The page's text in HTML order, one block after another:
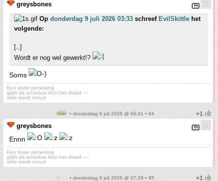
greysbones
Op donderdag 9 juli 2026 03:33 schreef EvilSkittle het
volgende:
[..]
Wordt er nog wel gewerkt!?
Soms
Een losse opmerking
glijdt als schaduw door het draad —
stilte wordt onrust
• donderdag 9 juli 2026 @ 06:41 • 94
greysbones
Ennn
Een losse opmerking
glijdt als schaduw door het draad —
stilte wordt onrust
• donderdag 9 juli 2026 @ 07:28 • 95